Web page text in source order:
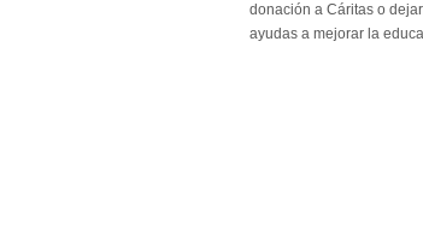
donación a Cáritas o
ayudas a mejorar la